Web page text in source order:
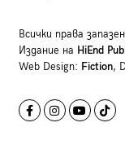
Всички права
Издание на HiEnd
Web Design: Fiction,